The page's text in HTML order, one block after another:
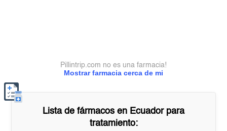
Mostrar farmacia cerca de mi
Pillintrip.com no es una farmacia!
Lista de fármacos en Ecuadorpara
tratamiento: